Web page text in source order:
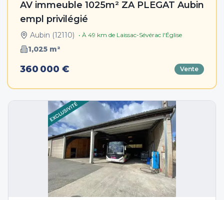
AV immeuble 1025m² ZA PLEGAT Aubin
empl privilégié
Aubin (12110) • À 49 km de Laissac-Sévérac l'Église
1,025 m²
360 000 € Vente